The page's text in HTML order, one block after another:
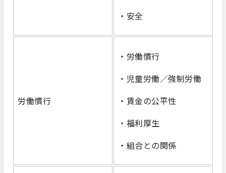
・安全
労働慣行
・労働慣行
・児童労働／強制労働
・賃金の公平性
・福利厚生
・組合との関係